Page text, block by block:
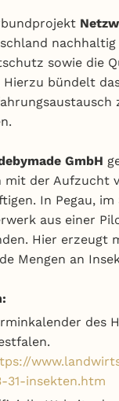
sowie die
Hierzu bündelt
GmbH
mit der Aufzucht
In Pegau,
aus einer
Hier erzeugt
Mengen an
des
31-insekten.htm